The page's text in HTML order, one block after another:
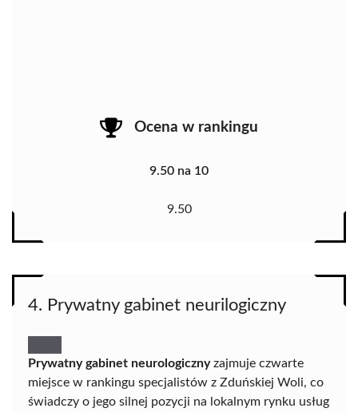
Ocena w rankingu
9.50 na 10
9.50
4. Prywatny gabinet neurilogiczny
Prywatny gabinet neurologicznyzajmuje czwarte
miejsce w rankingu specjalistów z Zduńskiej Woli, co
świadczy o jego silnej pozycji na lokalnym rynku usług